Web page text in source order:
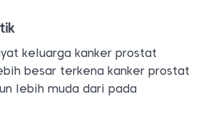
keluarga kanker prostat
besar terkena kanker prostat
lebih muda dari pada